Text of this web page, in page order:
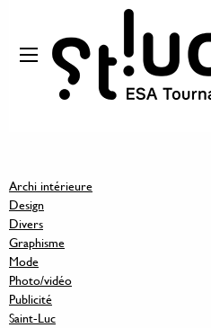
Archi intérieure
Design
Divers
Graphisme
Mode
Photo/vidéo
Publicité
Saint-Luc